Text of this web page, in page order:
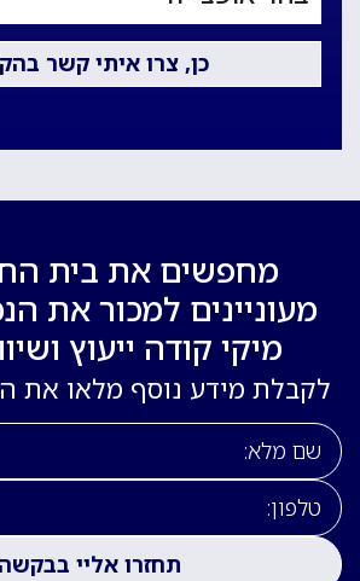
מחפשים את בית
מעוניינים למכור את
מיקי קודה ייעוץ
לקבלת מידע נוסף מלאו את